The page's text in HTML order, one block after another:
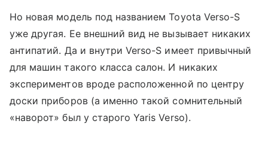
Но новая модель под названием Toyota Verso-S
уже другая. Ее внешний вид не вызывает никаких
антипатий. Да и внутри Verso-S имеет привычный
для машин такого класса салон. И никаких
экспериментов вроде расположенной по центру
доски приборов (а именно такой сомнительный
«наворот» был у старого Yaris Verso).